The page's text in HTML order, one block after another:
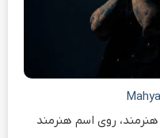
هنرمند، روی اسم هنرمند